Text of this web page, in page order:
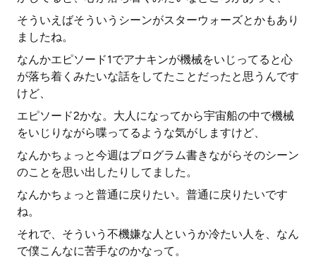
そういえばそういうシーンがスターウォーズとかもあり
ましたね。
なんかエピソード1でアナキンが機械をいじってると心
が落ち着くみたいな話をしてたことだったと思うんです
けど、
エピソード2かな。大人になってから宇宙船の中で機械
をいじりながら喋ってるような気がしますけど、
なんかちょっと今週はプログラム書きながらそのシーン
のことを思い出したりしてました。
なんかちょっと普通に戻りたい。普通に戻りたいです
ね。
それで、そういう不機嫌な人というか冷たい人を、なん
で僕こんなに苦手なのかなって。